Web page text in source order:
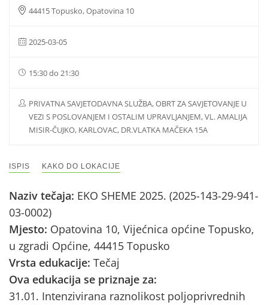
44415 Topusko, Opatovina 10
2025-03-05
15:30 do 21:30
PRIVATNA SAVJETODAVNA SLUŽBA, OBRT ZA SAVJETOVANJE U
VEZI S POSLOVANJEM I OSTALIM UPRAVLJANJEM, VL. AMALIJA
MISIR-ČUJKO, KARLOVAC, DR.VLATKA MAČEKA 15A
ISPIS KAKO DO LOKACIJE
Naziv tečaja: EKO SHEME 2025. (2025-143-29-941-
03-0002)
Mjesto: Opatovina 10, Vijećnica općine Topusko,
u zgradi Općine, 44415 Topusko
Vrsta edukacije: Tečaj
Ova edukacija se priznaje za:
31.01. Intenzivirana raznolikost poljoprivrednih